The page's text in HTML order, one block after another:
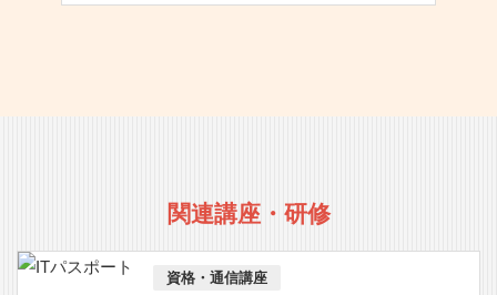
関連講座・研修
資格・通信講座